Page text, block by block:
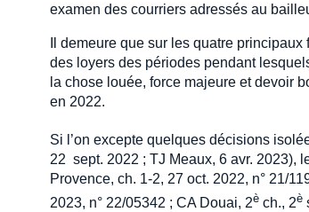
examen des courriers adressés au
Il demeure que sur les quatre
des loyers des périodes pendant
la chose louée, force majeure et devoir
en 2022.
Si l’on excepte quelques décisions
22 sept. 2022 ; TJ Meaux, 6 avr. 2023),
Provence, ch. 1-2, 27 oct. 2022, n° 21/
2023, n° 22/05342 ; CA Douai, 2è ch., 2è